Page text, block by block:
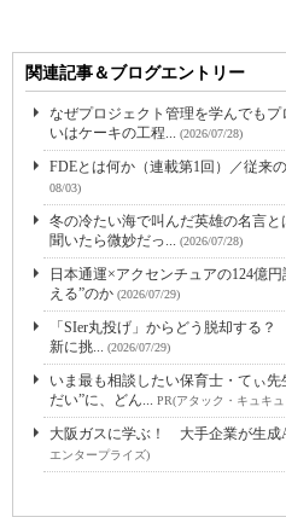
関連記事＆ブログエントリー
なぜプロジェクト管理を学んでも
いはケーキの工程... (2026/07/28)
FDEとは何か（連載第1回）／従来
08/03)
冬の冷たい海で叫んだ英雄の名言
聞いたら微妙だっ... (2026/07/28)
日本通運×アクセンチュアの124億
える”のか (2026/07/29)
「SIer丸投げ」からどう脱却する
新に挑... (2026/07/29)
いま最も相談したい保育士・てぃ
だい”に、どん... PR(アタック・キュキ
大阪ガスに学ぶ！ 大手企業が生成
エンタープライズ)